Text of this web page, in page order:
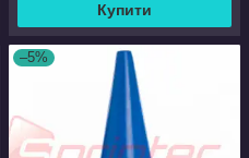
Купити
–5%